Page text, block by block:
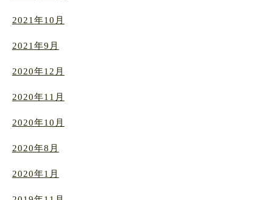
2021年10月
2021年9月
2020年12月
2020年11月
2020年10月
2020年8月
2020年1月